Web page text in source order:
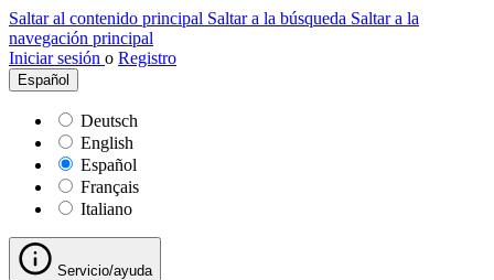
Saltar al contenido principal Saltar a la búsqueda Saltar a la
navegación principal
Iniciar sesión o Registro
Español
Deutsch
English
Español
Français
Italiano
Servicio/ayuda